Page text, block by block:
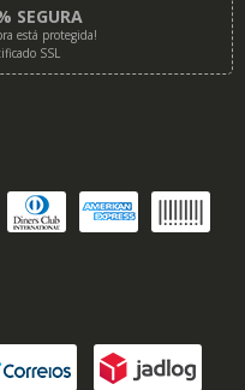
SEGURA
está protegida!
SSL